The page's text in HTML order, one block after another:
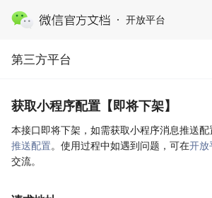
开放平台
第三方平台
第三方平台
获取小程序配置【即将下架】
本接口即将下架，如需获取小程序消息推送配
推送配置。使用过程中如遇到问题，可在开放
交流。